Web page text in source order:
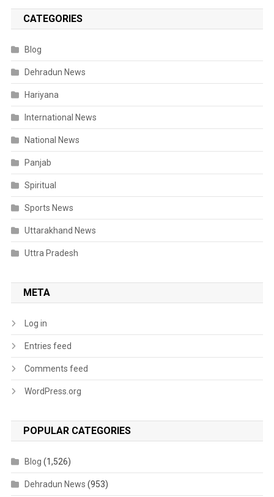
CATEGORIES
Blog
Dehradun News
Hariyana
International News
National News
Panjab
Spiritual
Sports News
Uttarakhand News
Uttra Pradesh
META
Log in
Entries feed
Comments feed
WordPress.org
POPULAR CATEGORIES
Blog (1,526)
Dehradun News (953)